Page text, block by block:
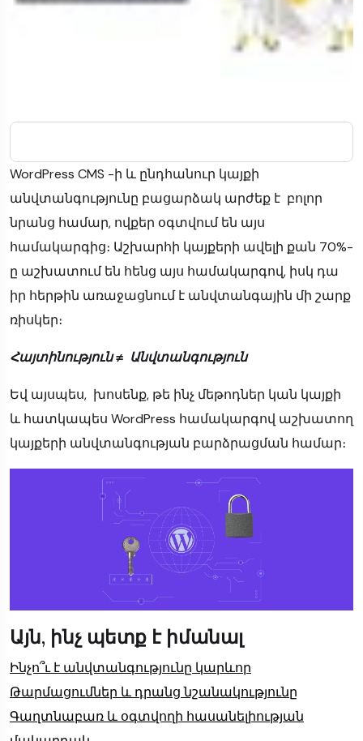
WordPress CMS -ի և ընդհանուր կայքի
անվտանգությունը բացարձակ արժեք է բոլոր
նրանց համար, ովքեր օգտվում են այս
համակարգից։ Աշխարհի կայքերի ավելի քան 70%-
ը աշխատում են հենց այս համակարգով, իսկ դա
իր հերթին առաջացնում է անվտանգային մի շարք
ռիսկեր։
Հայտինություն ≠ Անվտանգություն
Եվ այսպես, խոսենք, թե ինչ մեթոդներ կան կայքի
և հատկապես WordPress համակարգով աշխատող
կայքերի անվտանգության բարձրացման համար։
Այն, ինչ պետք է իմանալ
Ինչո՞ւ է անվտանգությունը կարևոր
Թարմացումներ և դրանց նշանակությունը
Գաղտնաբառ և օգտվողի հասանելիության